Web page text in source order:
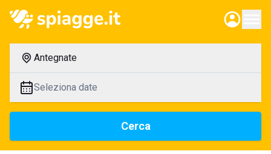
Antegnate
Seleziona date
Cerca